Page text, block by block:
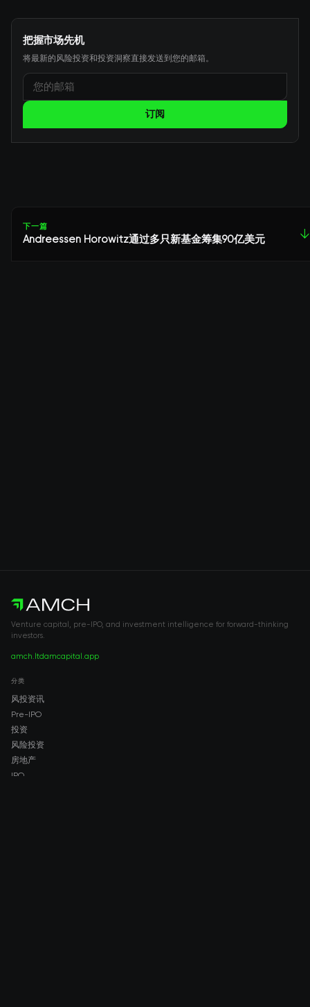
把握市场先机
将最新的风险投资和投资洞察直接发送到您的邮箱。
订阅
下一篇
Andreessen Horowitz通过多只新基金筹集90亿美元 ↓
Venture capital, pre-IPO, and investment intelligence for forward-thinking
investors.
amch.ltdamcapital.app
分类
风投资讯
Pre-IPO
投资
风险投资
房地产
IPO